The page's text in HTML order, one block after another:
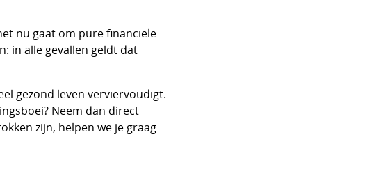
nu gaat om pure financiële
in alle gevallen geldt dat
gezond leven verviervoudigt.
Neem dan direct
zijn, helpen we je graag